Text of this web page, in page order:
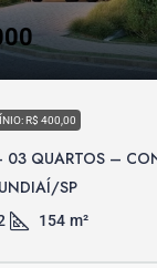
R$ 400,00
03 QUARTOS –
SP
154 m²